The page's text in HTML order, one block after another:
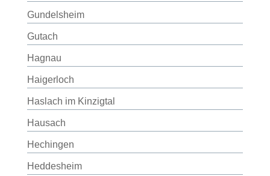
Gundelsheim
Gutach
Hagnau
Haigerloch
Haslach im Kinzigtal
Hausach
Hechingen
Heddesheim